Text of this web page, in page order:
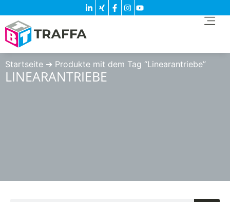
Startseite ➔ Produkte mit dem Tag “Linearantriebe”
LINEARANTRIEBE